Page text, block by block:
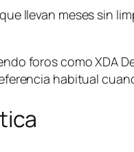
llevan meses sin
foros como XDA
habitual